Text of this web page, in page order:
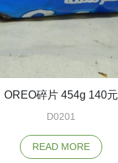
OREO碎片 454g 140元
D0201
READ MORE